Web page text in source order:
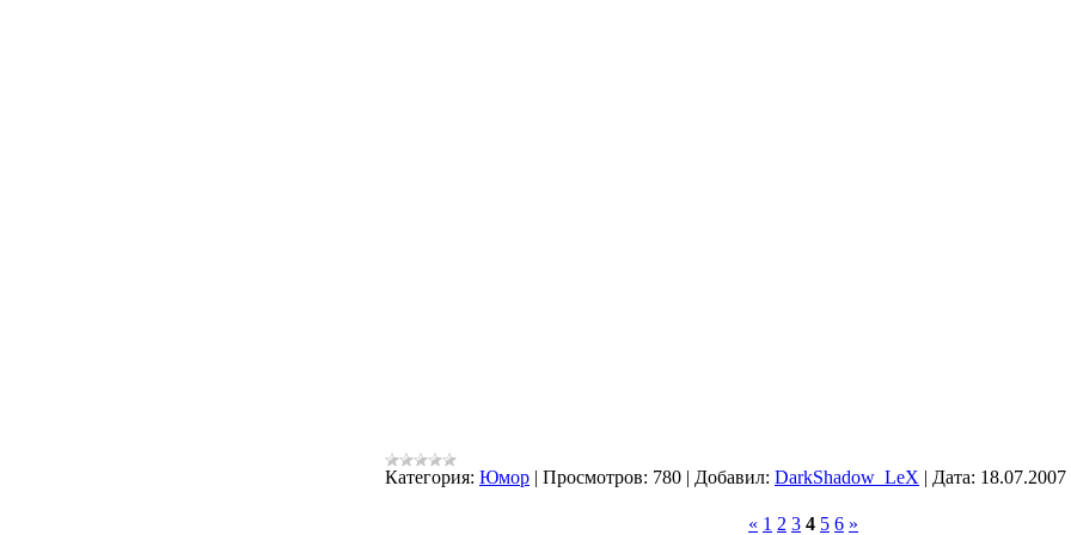
Категория: Юмор | Просмотров: 780 | Добавил: DarkShadow_LeX | Дата: 18.07.2007
« 1 2 3 4 5 6 »